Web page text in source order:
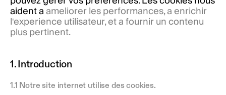
aidentàaméliorerlesperformances,àenrichir
l'expérienceutilisateur,etàfourniruncontenu
pluspertinent.
1. Introduction
1.1 Notre site internet utilise des cookies.